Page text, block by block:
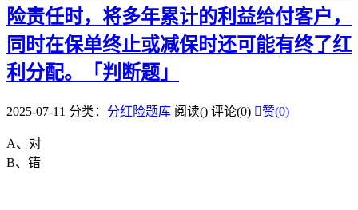
险责任时，将多年累计的利益给付客户，
同时在保单终止或减保时还可能有终了红
利分配。「判断题」
2025-07-11 分类： 分红险题库 阅读() 评论(0) 赞(0)
A、对
B、错